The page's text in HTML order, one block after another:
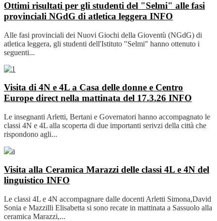
Ottimi risultati per gli studenti del "Selmi" alle fasi
provinciali NGdG di atletica leggera INFO
Alle fasi provinciali dei Nuovi Giochi della Gioventù (NGdG) di
atletica leggera, gli studenti dell'Istituto "Selmi" hanno ottenuto i
seguenti...
Visita di 4N e 4L a Casa delle donne e Centro
Europe direct nella mattinata del 17.3.26 INFO
Le insegnanti Arletti, Bertani e Governatori hanno accompagnato le
classi 4N e 4L alla scoperta di due importanti serivzi della città che
rispondono agli...
Visita alla Ceramica Marazzi delle classi 4L e 4N del
linguistico INFO
Le classi 4L e 4N accompagnare dalle docenti Arletti Simona,David
Sonia e Mazzilli Elisabetta si sono recate in mattinata a Sassuolo alla
ceramica Marazzi,...